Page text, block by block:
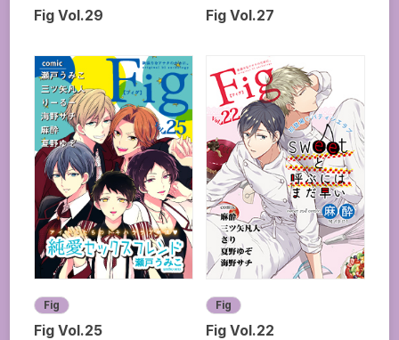
Fig Vol.29 Fig Vol.27
Fig
Fig Vol.25
Fig
Fig Vol.22